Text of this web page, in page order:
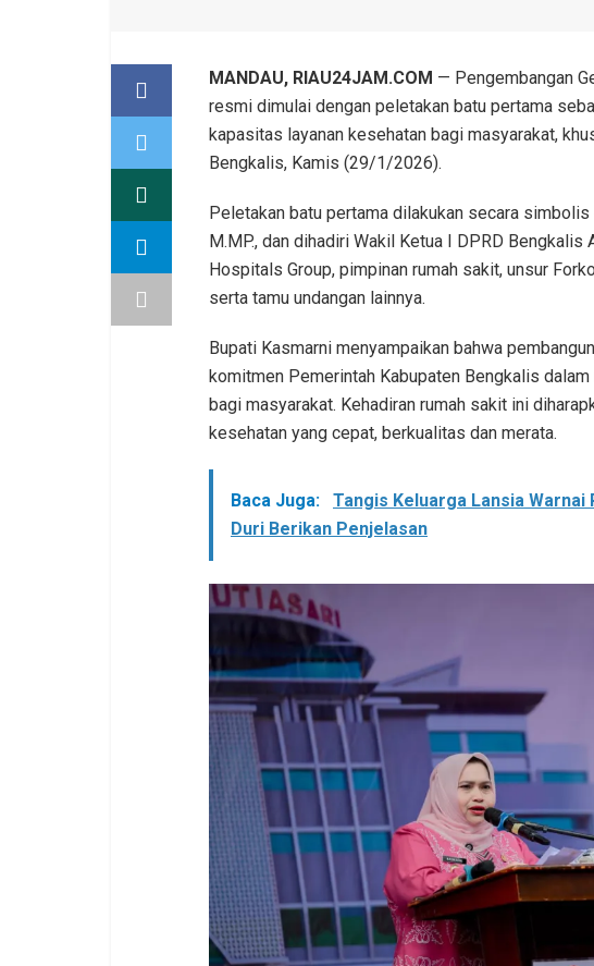
MANDAU, RIAU24JAM.COM — Pengembangan
resmi dimulai dengan peletakan batu pertama
kapasitas layanan kesehatan bagi masyarakat,
Bengkalis, Kamis (29/1/2026).
Peletakan batu pertama dilakukan secara
M.MP., dan dihadiri Wakil Ketua I DPRD Bengkalis
Hospitals Group, pimpinan rumah sakit, unsur
serta tamu undangan lainnya.
Bupati Kasmarni menyampaikan bahwa
komitmen Pemerintah Kabupaten Bengkalis
bagi masyarakat. Kehadiran rumah sakit ini
kesehatan yang cepat, berkualitas dan merata.
Baca Juga:
Tangis Keluarga Lansia
Duri Berikan Penjelasan